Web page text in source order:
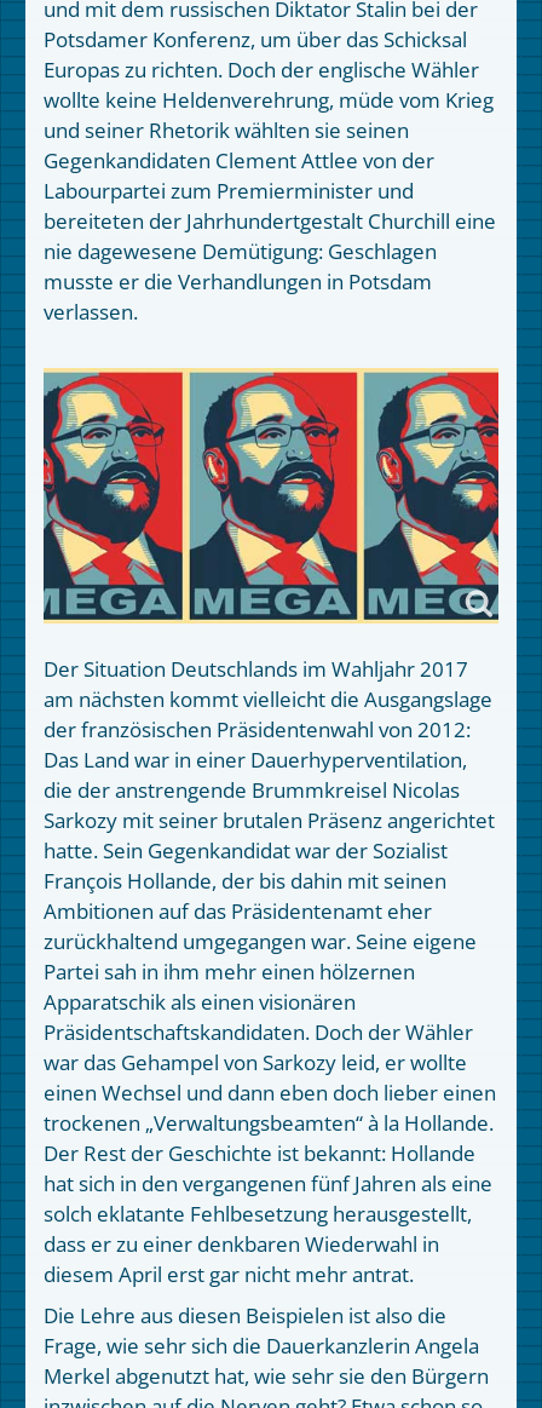
und mit dem russischen Diktator Stalin bei der
Potsdamer Konferenz, um über das Schicksal
Europas zu richten. Doch der englische Wähler
wollte keine Heldenverehrung, müde vom Krieg
und seiner Rhetorik wählten sie seinen
Gegenkandidaten Clement Attlee von der
Labourpartei zum Premierminister und
bereiteten der Jahrhundertgestalt Churchill eine
nie dagewesene Demütigung: Geschlagen
musste er die Verhandlungen in Potsdam
verlassen.
Der Situation Deutschlands im Wahljahr 2017
am nächsten kommt vielleicht die Ausgangslage
der französischen Präsidentenwahl von 2012:
Das Land war in einer Dauerhyperventilation,
die der anstrengende Brummkreisel Nicolas
Sarkozy mit seiner brutalen Präsenz angerichtet
hatte. Sein Gegenkandidat war der Sozialist
François Hollande, der bis dahin mit seinen
Ambitionen auf das Präsidentenamt eher
zurückhaltend umgegangen war. Seine eigene
Partei sah in ihm mehr einen hölzernen
Apparatschik als einen visionären
Präsidentschaftskandidaten. Doch der Wähler
war das Gehampel von Sarkozy leid, er wollte
einen Wechsel und dann eben doch lieber einen
trockenen „Verwaltungsbeamten“ à la Hollande.
Der Rest der Geschichte ist bekannt: Hollande
hat sich in den vergangenen fünf Jahren als eine
solch eklatante Fehlbesetzung herausgestellt,
dass er zu einer denkbaren Wiederwahl in
diesem April erst gar nicht mehr antrat.
Die Lehre aus diesen Beispielen ist also die
Frage, wie sehr sich die Dauerkanzlerin Angela
Merkel abgenutzt hat, wie sehr sie den Bürgern